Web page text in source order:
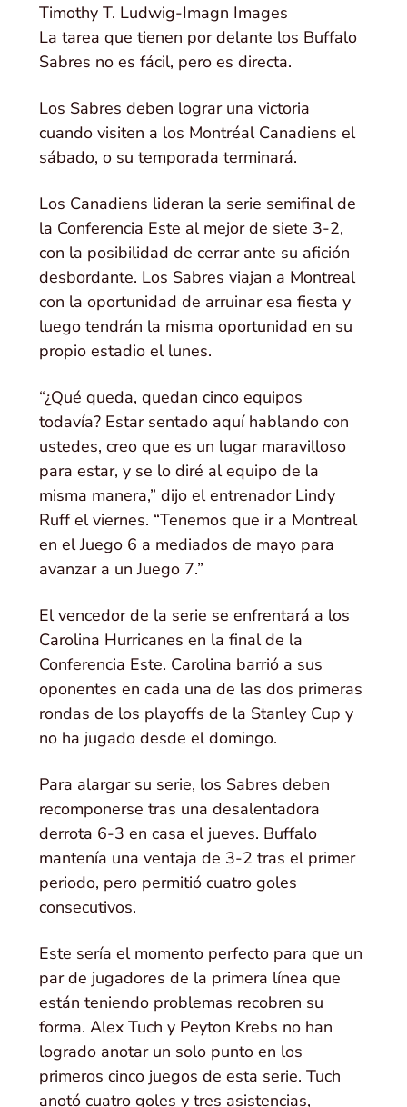
Timothy T. Ludwig-Imagn Images
La tarea que tienen por delante los Buffalo
Sabres no es fácil, pero es directa.
Los Sabres deben lograr una victoria
cuando visiten a los Montréal Canadiens el
sábado, o su temporada terminará.
Los Canadiens lideran la serie semifinal de
la Conferencia Este al mejor de siete 3-2,
con la posibilidad de cerrar ante su afición
desbordante. Los Sabres viajan a Montreal
con la oportunidad de arruinar esa fiesta y
luego tendrán la misma oportunidad en su
propio estadio el lunes.
“¿Qué queda, quedan cinco equipos
todavía? Estar sentado aquí hablando con
ustedes, creo que es un lugar maravilloso
para estar, y se lo diré al equipo de la
misma manera,” dijo el entrenador Lindy
Ruff el viernes. “Tenemos que ir a Montreal
en el Juego 6 a mediados de mayo para
avanzar a un Juego 7.”
El vencedor de la serie se enfrentará a los
Carolina Hurricanes en la final de la
Conferencia Este. Carolina barrió a sus
oponentes en cada una de las dos primeras
rondas de los playoffs de la Stanley Cup y
no ha jugado desde el domingo.
Para alargar su serie, los Sabres deben
recomponerse tras una desalentadora
derrota 6-3 en casa el jueves. Buffalo
mantenía una ventaja de 3-2 tras el primer
periodo, pero permitió cuatro goles
consecutivos.
Este sería el momento perfecto para que un
par de jugadores de la primera línea que
están teniendo problemas recobren su
forma. Alex Tuch y Peyton Krebs no han
logrado anotar un solo punto en los
primeros cinco juegos de esta serie. Tuch
anotó cuatro goles y tres asistencias,